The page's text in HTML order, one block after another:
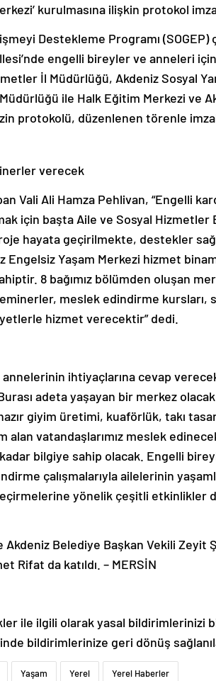
kurulmasına ilişkin protokol
Destekleme Programı
engelli bireyler ve anneleri
İl Müdürlüğü, Akdeniz Sosyal
Müdürlüğü ile Halk Eğitim Merkezi ve
protokolü, düzenlenen törenle
verecek
Vali Ali Hamza Pehlivan, “Engelli
için başta Aile ve Sosyal Hizmetler
hayata geçirilmekte, destekler
Yaşam Merkezi hizmet
8 bağımız bölümden oluşan
meslek edindirme kursları,
hizmet verecektir” dedi.
ihtiyaçlarına cevap
adeta yaşayan bir merkez
giyim üretimi, kuaförlük, takı
alan vatandaşlarımız meslek
bilgiye sahip olacak. Engelli
çalışmalarıyla ailelerinin
yönelik çeşitli etkinlikler
Akdeniz Belediye Başkan Vekili Zeyit
Rifat da katıldı. – MERSİN
ile ilgili olarak yasal bildirimlerinizi
bildirimlerinize geri dönüş
Yaşam Yerel Yerel Haberler